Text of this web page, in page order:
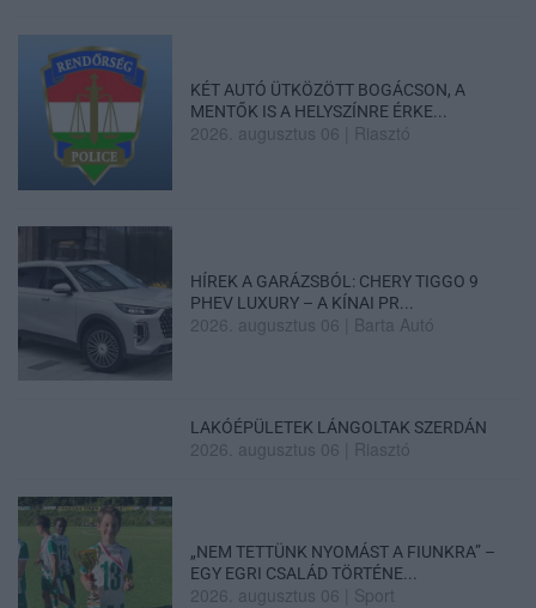
KÉT AUTÓ ÜTKÖZÖTT BOGÁCSON, A
MENTŐK IS A HELYSZÍNRE ÉRKE...
2026. augusztus 06 Riasztó
HÍREK A GARÁZSBÓL: CHERY TIGGO 9
PHEV LUXURY – A KÍNAI PR...
2026. augusztus 06 Barta Autó
LAKÓÉPÜLETEK LÁNGOLTAK SZERDÁN
2026. augusztus 06 Riasztó
„NEM TETTÜNK NYOMÁST A FIUNKRA” –
EGY EGRI CSALÁD TÖRTÉNE...
2026. augusztus 06 Sport